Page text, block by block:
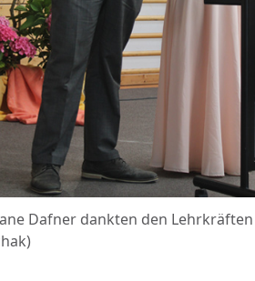
Dafner dankten den